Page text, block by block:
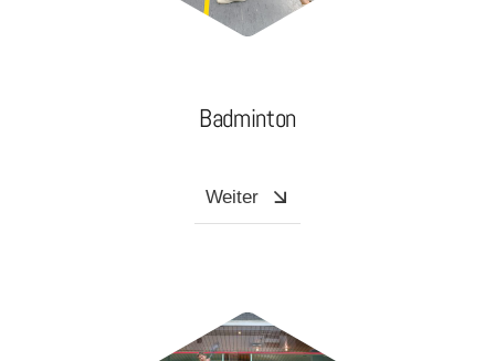
Badminton
Weiter